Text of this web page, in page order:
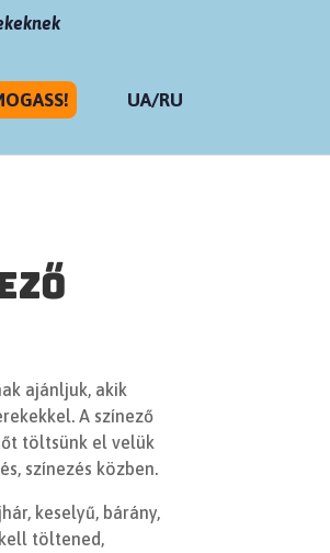
UA/RU
ajánljuk, akik
A színező
töltsünk el velük
színezés közben.
keselyű, bárány,
töltened,